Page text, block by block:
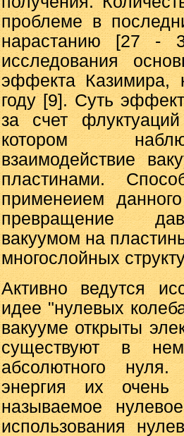
проблеме в
нарастанию [27 -
исследования
эффекта Казимира,
году [9]. Суть
за счет
котором
взаимодействие
пластинами.
применеием
превращение
вакуумом на
многослойных
Активно ведутся
идее "нулевых
вакууме открыты
существуют в
абсолютного
энергия их
называемое
использования